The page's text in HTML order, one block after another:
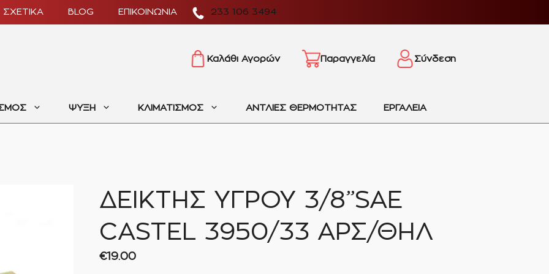
233 106 3494
ΣΧΕΤΙΚΑ BLOG ΕΠΙΚΟΙΝΩΝΙΑ
Καλάθι Αγορών Παραγγελία Σύνδεση
ΨΥΞΗ ΚΛΙΜΑΤΙΣΜΟΣ ΑΝΤΛΙΕΣ ΘΕΡΜΟΤΗΤΑΣ ΕΡΓΑΛΕΙΑ
ΔΕΙΚΤΗΣ ΥΓΡΟΥ 3/8”SAE
CASTEL 3950/33 ΑΡΣ/ΘΗΛ
€19.00